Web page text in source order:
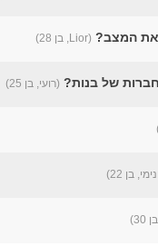
(Lior, בן 28)
של בנות? (רועי, בן 25)
בן 22)